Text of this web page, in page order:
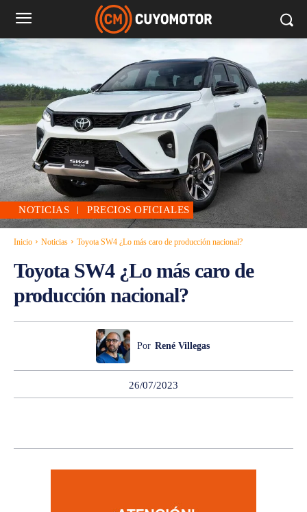
NOTICIAS PRECIOS OFICIALES
Inicio Noticias Toyota SW4 ¿Lo más caro de producción nacional?
Toyota SW4 ¿Lo más caro de
producción nacional?
Por René Villegas
26/07/2023